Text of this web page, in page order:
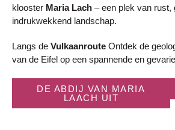
klooster Maria Lach – een plek van rust,
indrukwekkend landschap.
Langs de Vulkaanroute Ontdek de
van de Eifel op een spannende en
DE ABDIJ VAN MARIA
LAACH UIT